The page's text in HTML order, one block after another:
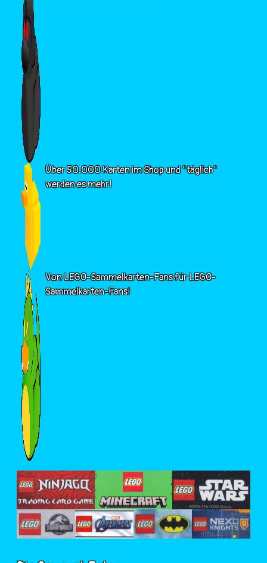
Über 50.000 Karten im Shop und "täglich"
werden es mehr!
Von LEGO-Sammelkarten-Fans für LEGO-
Sammelkarten-Fans!